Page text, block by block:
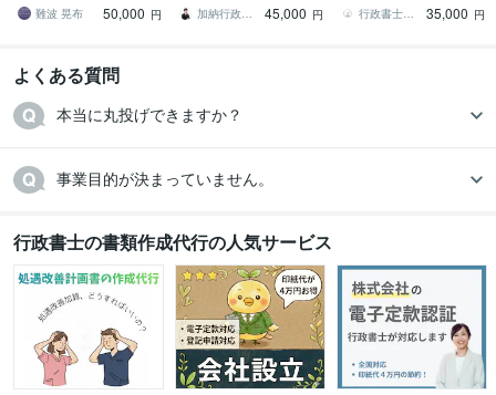
理・家族滞在など全国対
難波 晃布
50,000 円
加納行政書士事務所
45,000 円
作成を代行します
行政書士ささき事務所
35,000 円
よくある質問
本当に丸投げできますか？
事業目的が決まっていません。
行政書士の書類作成代行の人気サービス